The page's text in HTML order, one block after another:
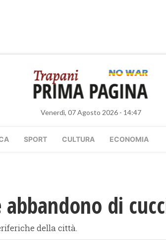
Venerdì, 07 Agosto 2026 - 14:47
SPORT CULTURA ECONOMIA
abbandono di
della città.